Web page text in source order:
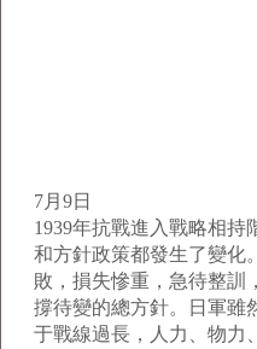
7月9日
1939年抗戰進入戰略相
和方針政策都發生了變化
敗，損失慘重，急待整訓
撐待變的總方針。日軍雖
于戰線過長，人力、物力